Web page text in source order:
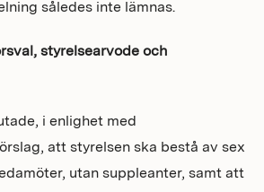
således inte lämnas.
styrelsearvode och
i enlighet med
att styrelsen ska bestå av sex
utan suppleanter, samt att